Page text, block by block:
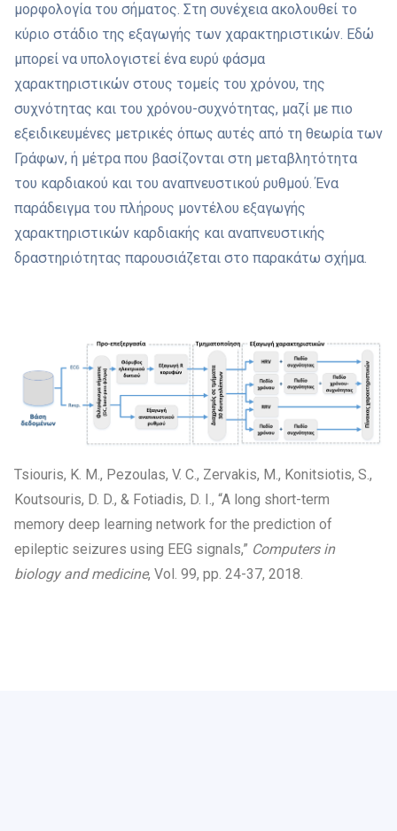
μορφολογία του σήματος. Στη συνέχεια ακολουθεί το
κύριο στάδιο της εξαγωγής των χαρακτηριστικών. Εδώ
μπορεί να υπολογιστεί ένα ευρύ φάσμα
χαρακτηριστικών στους τομείς του χρόνου, της
συχνότητας και του χρόνου-συχνότητας, μαζί με πιο
εξειδικευμένες μετρικές όπως αυτές από τη θεωρία των
Γράφων, ή μέτρα που βασίζονται στη μεταβλητότητα
του καρδιακού και του αναπνευστικού ρυθμού. Ένα
παράδειγμα του πλήρους μοντέλου εξαγωγής
χαρακτηριστικών καρδιακής και αναπνευστικής
δραστηριότητας παρουσιάζεται στο παρακάτω σχήμα.
Tsiouris, Κ. Μ., Pezoulas, V. C., Zervakis, M., Konitsiotis, S.,
Koutsouris, D. D., & Fotiadis, D. I., “A long short-term
memory deep learning network for the prediction of
epileptic seizures using EEG signals,” Computers in
biology and medicine, Vol. 99, pp. 24-37, 2018.